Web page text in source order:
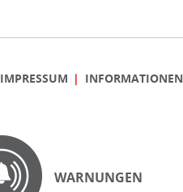
IMPRESSUM INFORMATIONEN
WARNUNGEN